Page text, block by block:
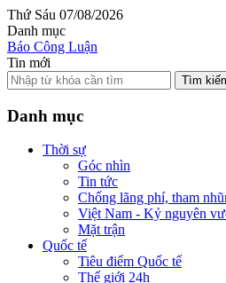
Thứ Sáu 07/08/2026
Danh mục
Báo Công Luận
Tin mới
Tìm
Danh mục
Thời sự
Góc nhìn
Tin tức
Chống lãng phí, tham
Việt Nam - Kỷ nguyên
Mặt trận
Quốc tế
Tiêu điểm Quốc tế
Thế giới 24h